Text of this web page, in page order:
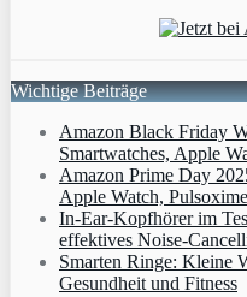
Wichtige Beiträge
Amazon Black Friday
Smartwatches, Apple
Amazon Prime Day
Apple Watch,
In-Ear-Kopfhörer im
effektives Noise-
Smarten Ringe: Kleine
Gesundheit und Fitness